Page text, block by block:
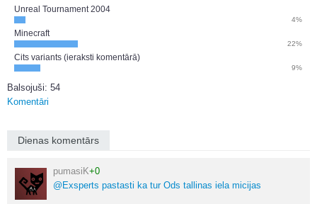
Unreal Tournament 2004
4%
Minecraft
22%
Cits variants (ieraksti komentārā)
9%
Balsojuši: 54
Komentāri
Dienas komentārs
pumasiK+0
@Exsperts pastasti ka tur Ods tallinas iela micijas